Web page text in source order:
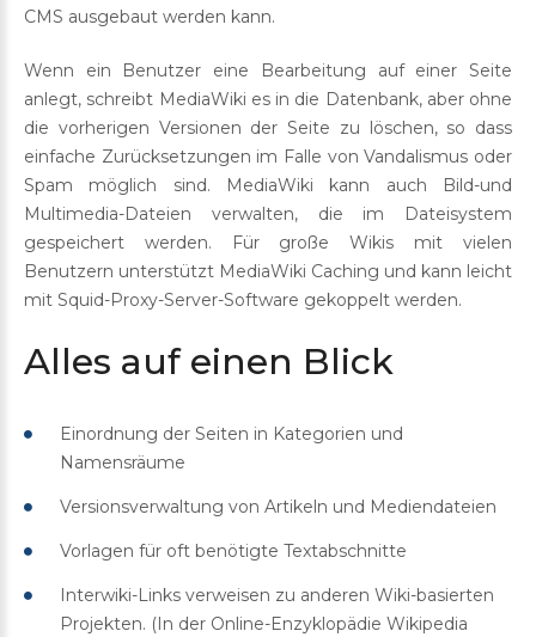
CMS ausgebaut werden kann.
Wenn ein Benutzer eine Bearbeitung auf einer Seite
anlegt, schreibt MediaWiki es in die Datenbank, aber ohne
die vorherigen Versionen der Seite zu löschen, so dass
einfache Zurücksetzungen im Falle von Vandalismus oder
Spam möglich sind. MediaWiki kann auch Bild-und
Multimedia-Dateien verwalten, die im Dateisystem
gespeichert werden. Für große Wikis mit vielen
Benutzern unterstützt MediaWiki Caching und kann leicht
mit Squid-Proxy-Server-Software gekoppelt werden.
Alles auf einen Blick
Einordnung der Seiten in Kategorien und
Namensräume
Versionsverwaltung von Artikeln und Mediendateien
Vorlagen für oft benötigte Textabschnitte
Interwiki-Links verweisen zu anderen Wiki-basierten
Projekten. (In der Online-Enzyklopädie Wikipedia